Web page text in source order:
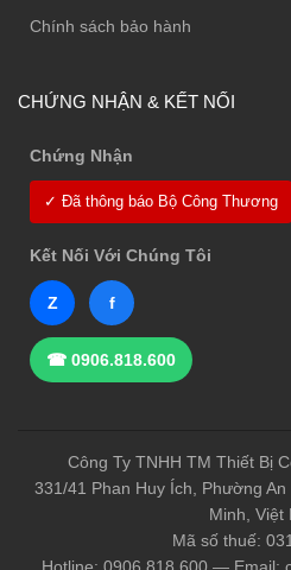
Chính sách bảo hành
CHỨNG NHẬN & KẾT NỐI
Chứng Nhận
✓ Đã thông báo Bộ Công Thương
Kết Nối Với Chúng Tôi
Z f
☎ 0906.818.600
Công Ty TNHH TM Thiết Bị
331/41 Phan Huy Ích, Phường
Minh, Việt
Mã số thuế:
Hotline: 0906.818.600 — Email: